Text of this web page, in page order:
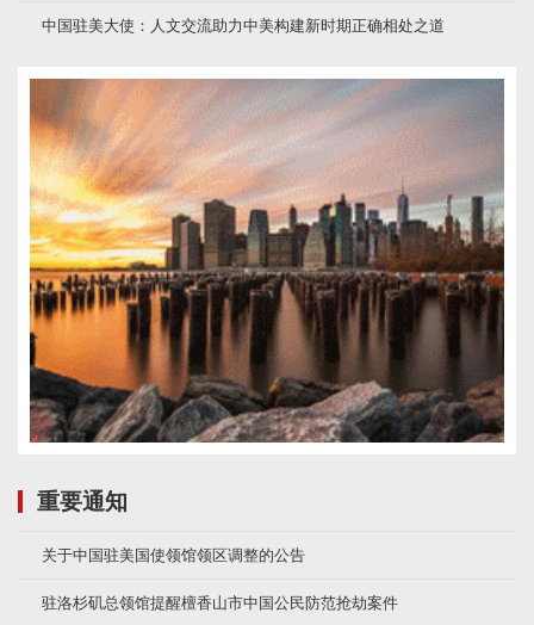
中国驻美大使：人文交流助力中美构建新时期正确相处之道
重要通知
关于中国驻美国使领馆领区调整的公告
驻洛杉矶总领馆提醒檀香山市中国公民防范抢劫案件